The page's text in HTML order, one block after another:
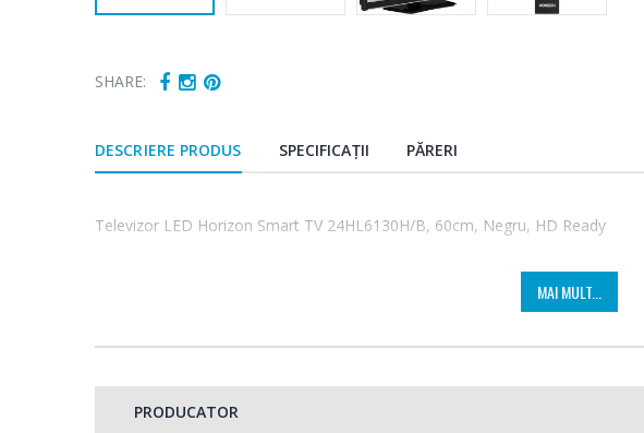
SHARE:
DESCRIERE PRODUS SPECIFICAȚII PĂRERI
Televizor LED Horizon Smart TV 24HL6130H/B, 60cm, Negru, HD Ready
MAI MULT...
PRODUCATOR